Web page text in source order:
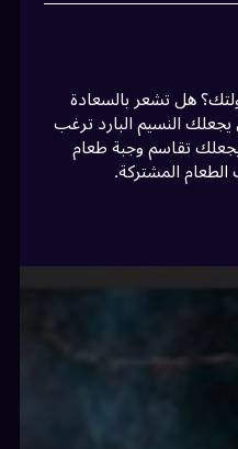
هل تشعر بالسعادة
النسيم البارد ترغب
تقاسم وجبة طعام
المشتركة.